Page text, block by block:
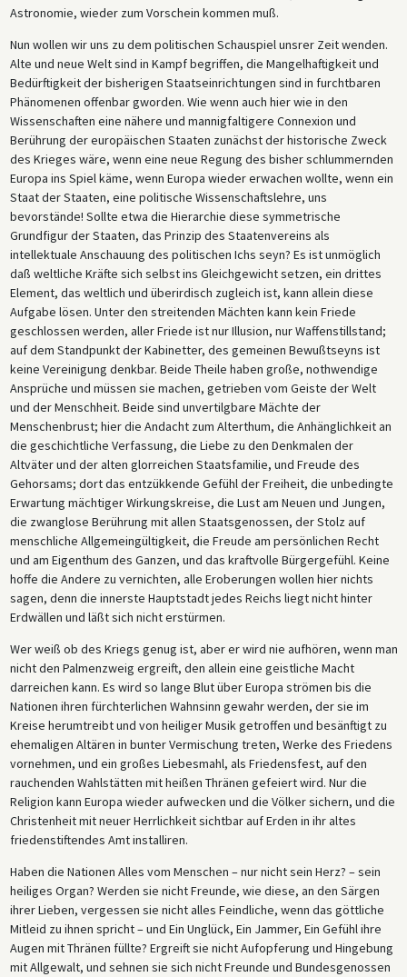
Astronomie, wieder zum Vorschein kommen muß.
Nun wollen wir uns zu dem politischen Schauspiel unsrer Zeit wenden.
Alte und neue Welt sind in Kampf begriffen, die Mangelhaftigkeit und
Bedürftigkeit der bisherigen Staatseinrichtungen sind in furchtbaren
Phänomenen offenbar gworden. Wie wenn auch hier wie in den
Wissenschaften eine nähere und mannigfaltigere Connexion und
Berührung der europäischen Staaten zunächst der historische Zweck
des Krieges wäre, wenn eine neue Regung des bisher schlummernden
Europa ins Spiel käme, wenn Europa wieder erwachen wollte, wenn ein
Staat der Staaten, eine politische Wissenschaftslehre, uns
bevorstände! Sollte etwa die Hierarchie diese symmetrische
Grundfigur der Staaten, das Prinzip des Staatenvereins als
intellektuale Anschauung des politischen Ichs seyn? Es ist unmöglich
daß weltliche Kräfte sich selbst ins Gleichgewicht setzen, ein drittes
Element, das weltlich und überirdisch zugleich ist, kann allein diese
Aufgabe lösen. Unter den streitenden Mächten kann kein Friede
geschlossen werden, aller Friede ist nur Illusion, nur Waffenstillstand;
auf dem Standpunkt der Kabinetter, des gemeinen Bewußtseyns ist
keine Vereinigung denkbar. Beide Theile haben große, nothwendige
Ansprüche und müssen sie machen, getrieben vom Geiste der Welt
und der Menschheit. Beide sind unvertilgbare Mächte der
Menschenbrust; hier die Andacht zum Alterthum, die Anhänglichkeit an
die geschichtliche Verfassung, die Liebe zu den Denkmalen der
Altväter und der alten glorreichen Staatsfamilie, und Freude des
Gehorsams; dort das entzükkende Gefühl der Freiheit, die unbedingte
Erwartung mächtiger Wirkungskreise, die Lust am Neuen und Jungen,
die zwanglose Berührung mit allen Staatsgenossen, der Stolz auf
menschliche Allgemeingültigkeit, die Freude am persönlichen Recht
und am Eigenthum des Ganzen, und das kraftvolle Bürgergefühl. Keine
hoffe die Andere zu vernichten, alle Eroberungen wollen hier nichts
sagen, denn die innerste Hauptstadt jedes Reichs liegt nicht hinter
Erdwällen und läßt sich nicht erstürmen.
Wer weiß ob des Kriegs genug ist, aber er wird nie aufhören, wenn man
nicht den Palmenzweig ergreift, den allein eine geistliche Macht
darreichen kann. Es wird so lange Blut über Europa strömen bis die
Nationen ihren fürchterlichen Wahnsinn gewahr werden, der sie im
Kreise herumtreibt und von heiliger Musik getroffen und besänftigt zu
ehemaligen Altären in bunter Vermischung treten, Werke des Friedens
vornehmen, und ein großes Liebesmahl, als Friedensfest, auf den
rauchenden Wahlstätten mit heißen Thränen gefeiert wird. Nur die
Religion kann Europa wieder aufwecken und die Völker sichern, und die
Christenheit mit neuer Herrlichkeit sichtbar auf Erden in ihr altes
friedenstiftendes Amt installiren.
Haben die Nationen Alles vom Menschen – nur nicht sein Herz? – sein
heiliges Organ? Werden sie nicht Freunde, wie diese, an den Särgen
ihrer Lieben, vergessen sie nicht alles Feindliche, wenn das göttliche
Mitleid zu ihnen spricht – und Ein Unglück, Ein Jammer, Ein Gefühl ihre
Augen mit Thränen füllte? Ergreift sie nicht Aufopferung und Hingebung
mit Allgewalt, und sehnen sie sich nicht Freunde und Bundesgenossen